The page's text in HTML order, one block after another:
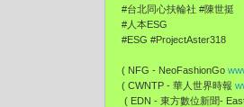
#台北同心扶輪社 #陳世挺
#人本ESG
#ESG #ProjectAster318
( NFG - NeoFashionGo
( CWNTP - 華人世界時報
( EDN - 東方數位新聞-